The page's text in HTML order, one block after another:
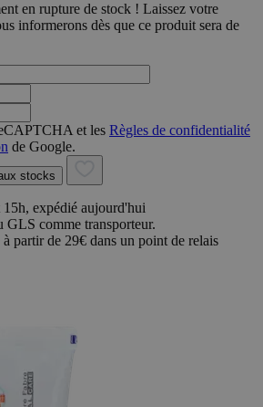
en rupture de stock ! Laissez votre
informerons dès que ce produit sera de
et les Règles de confidentialité
de Google.
stocks
expédié aujourd'hui
comme transporteur.
partir de 29€ dans un point de relais